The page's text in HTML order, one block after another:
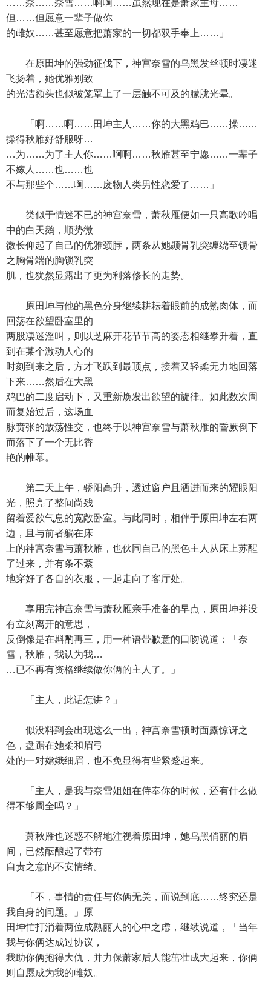
……奈……奈雪……啊啊……虽然现在是萧家主母……
但……但愿意一辈子做你
的雌奴……甚至愿意把萧家的一切都双手奉上……」
在原田坤的强劲征伐下，神宫奈雪的乌黑发丝顿时凄迷
飞扬着，她优雅别致
的光洁额头也似被笼罩上了一层触不可及的朦胧光晕。
「啊……啊……田坤主人……你的大黑鸡巴……操……
操得秋雁好舒服呀…
…为……为了主人你……啊啊……秋雁甚至宁愿……一辈子
不嫁人……也……也
不与那些个……啊……废物人类男性恋爱了……」
类似于情迷不已的神宫奈雪，萧秋雁便如一只高歌吟唱
中的白天鹅，顺势微
微长仰起了自己的优雅颈脖，两条从她颞骨乳突缠绕至锁骨
之胸骨端的胸锁乳突
肌，也犹然显露出了更为利落修长的走势。
原田坤与他的黑色分身继续耕耘着眼前的成熟肉体，而
回荡在欲望卧室里的
两股凄迷淫叫，则以芝麻开花节节高的姿态相继攀升着，直
到在某个激动人心的
时刻到来之后，方才飞跃到最顶点，接着又轻柔无力地回落
下来……然后在大黑
鸡巴的二度启动下，又重新焕发出欲望的旋律。如此数次周
而复始过后，这场血
脉贲张的放荡性交，也终于以神宫奈雪与萧秋雁的昏厥倒下
而落下了一个无比香
艳的帷幕。
第二天上午，骄阳高升，透过窗户且洒进而来的耀眼阳
光，照亮了整间尚残
留着爱欲气息的宽敞卧室。与此同时，相伴于原田坤左右两
边，且与前者躺在床
上的神宫奈雪与萧秋雁，也伙同自己的黑色主人从床上苏醒
了过来，并有条不紊
地穿好了各自的衣服，一起走向了客厅处。
享用完神宫奈雪与萧秋雁亲手准备的早点，原田坤并没
有立刻离开的意思，
反倒像是在斟酌再三，用一种语带歉意的口吻说道：「奈
雪，秋雁，我认为我…
…已不再有资格继续做你俩的主人了。」
「主人，此话怎讲？」
似没料到会出现这么一出，神宫奈雪顿时面露惊讶之
色，盘踞在她柔和眉弓
处的一对嫦娥细眉，也不免显得有些紧蹙起来。
「主人，是我与奈雪姐姐在侍奉你的时候，还有什么做
得不够周全吗？」
萧秋雁也迷惑不解地注视着原田坤，她乌黑俏丽的眉
间，已然酝酿起了带有
自责之意的不安情绪。
「不，事情的责任与你俩无关，而说到底……终究还是
我自身的问题。」原
田坤忙打消着两位成熟丽人的心中之虑，继续说道，「当年
我与你俩达成过协议，
我助你俩抱得大仇，并力保萧家后人能茁壮成大起来，你俩
则自愿成为我的雌奴。